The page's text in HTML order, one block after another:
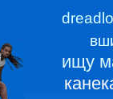
ищу